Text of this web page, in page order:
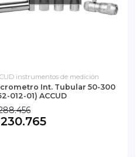
instrumentos de medición
Int. Tubular 50-300
012-01) ACCUD